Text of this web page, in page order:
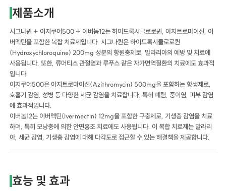
제품소개
시그나퀸 + 이지쿠어500 + 이버놈12는 하이드록시클로로퀸, 아지트로마이신, 이
버멕틴을 포함한 복합 치료제입니다. 시그나퀸은 하이드록시클로로퀸
(Hydroxychloroquine) 200mg 성분의 항원충제로, 말라리아의 예방 및 치료에
사용됩니다. 또한, 류머티스 관절염과 루푸스 같은 자가면역질환의 치료에도 효과적
입니다.
이지쿠어500은 아지트로마이신(Azithromycin) 500mg을 포함하는 항생제로,
호흡기 감염, 성병 등 다양한 세균 감염을 치료합니다. 특히 폐렴, 중이염, 피부 감염
에 효과적입니다.
이버놈12는 이버멕틴(Ivermectin) 12mg을 포함한 구충제로, 기생충 감염을 치료
하며, 특히 모낭충에 의한 안면홍조 치료에도 사용됩니다. 이 복합 치료제는 말라리
아, 세균 감염, 기생충 감염에 대해 다각도로 접근할 수 있는 해결책을 제공합니다.
효능 및 효과